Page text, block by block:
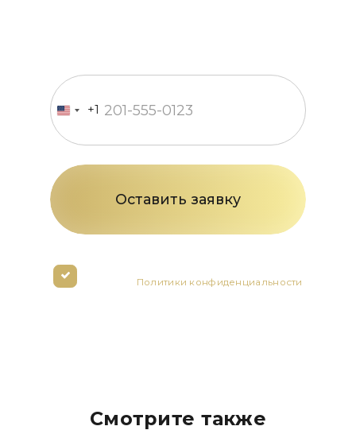
United
+1
+1
Нажимая кнопку вы соглашаетесь с
условиями Политики конфиденциальности
Смотрите также